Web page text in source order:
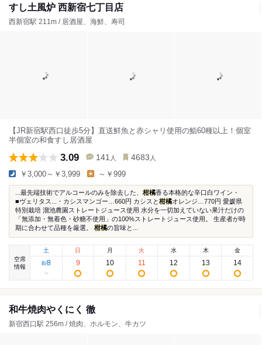
すし土風炉 西新宿七丁目店
西新宿駅 211m / 居酒屋、海鮮、寿司
【JR新宿駅西口徒歩5分】直送鮮魚と赤シャリ使用の鮨60種以上！個室
半個室の和食すし居酒屋
3.09 141 人 4683 人
￥3,000～￥3,999 ～￥999
...最先端技術でアルコールのみを除去した、 柑橘香る本格的な辛口白ワイン・
■ヴェリタス...・カシスマンゴー…660円 カシスと柑橘オレンジ…770円 愛媛県
特別栽培 溜池農園ストレートジュース使用 水分を一切加えていない果汁だけの
「無添加・無着色・砂糖不使用」の100%ストレートジュース使用。 生産者が時
期に合わせて品種を厳選。 柑橘の旨味と...
空席
情報
土
8/8
日
9
月
10
火
11
水
12
木
13
金
14
和牛焼肉やくにく 徹
新宿西口駅 256m / 焼肉、ホルモン、牛カツ